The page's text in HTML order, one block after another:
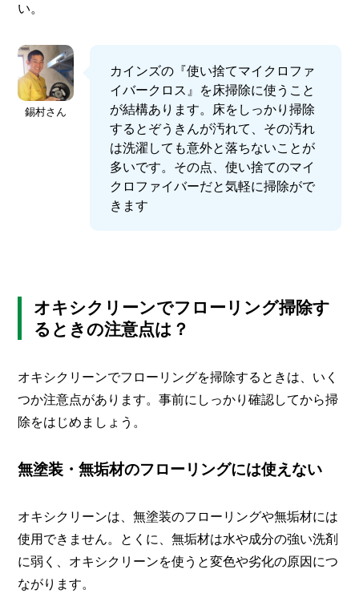
い。
錫村さん
カインズの『使い捨てマイクロファ
イバークロス』を床掃除に使うこと
が結構あります。床をしっかり掃除
するとぞうきんが汚れて、その汚れ
は洗濯しても意外と落ちないことが
多いです。その点、使い捨てのマイ
クロファイバーだと気軽に掃除がで
きます
オキシクリーンでフローリング掃除す
るときの注意点は？
オキシクリーンでフローリングを掃除するときは、いく
つか注意点があります。事前にしっかり確認してから掃
除をはじめましょう。
無塗装・無垢材のフローリングには使えない
オキシクリーンは、無塗装のフローリングや無垢材には
使用できません。とくに、無垢材は水や成分の強い洗剤
に弱く、オキシクリーンを使うと変色や劣化の原因につ
ながります。